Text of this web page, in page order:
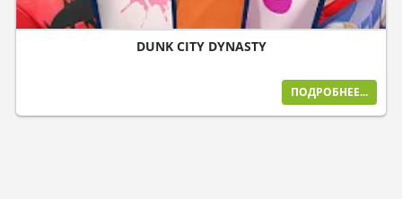
DUNK CITY DYNASTY
ПОДРОБНЕЕ...